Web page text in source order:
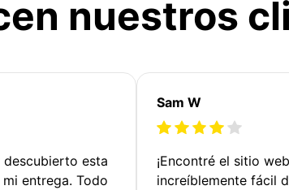
nuestros
esta
entrega. Todo
Sam W
¡Encontré el sitio
increíblemente fácil